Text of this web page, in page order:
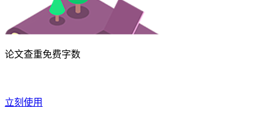
论文查重免费字数
立刻使用